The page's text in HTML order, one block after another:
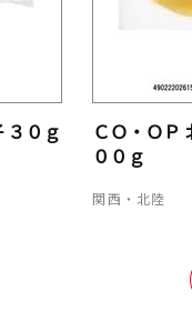
３０ｇ
ＣＯ・ＯＰ
００ｇ
関西・北陸